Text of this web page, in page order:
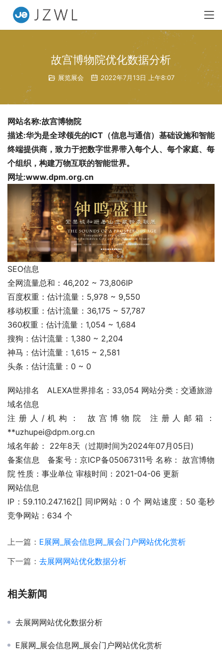
故宫博物院优化数据分析
展览展会 2022年7月13日 上午8:07
网站名称:故宫博物院
描述:华为是全球领先的ICT（信息与通信）基础设施和智能
终端提供商，致力于把数字世界带入每个人、每个家庭、每
个组织，构建万物互联的智能世界。
网址:www.dpm.org.cn
SEO信息
全网流量总和：46,202 ~ 73,806IP
百度权重：估计流量：5,978 ~ 9,550
移动权重：估计流量：36,175 ~ 57,787
360权重：估计流量：1,054 ~ 1,684
搜狗：估计流量：1,380 ~ 2,204
神马：估计流量：1,615 ~ 2,581
头条：估计流量：0 ~ 0
网站排名	ALEXA世界排名：33,054 网站分类：交通旅游
域名信息
注册人/机构： 故宫博物院 注册人邮箱：
**uzhupei@dpm.org.cn
域名年龄： 22年8天（过期时间为2024年07月05日)
备案信息	备案号：京ICP备05067311号 名称： 故宫博物
院 性质：事业单位 审核时间：2021-04-06 更新
网站信息
IP：59.110.247.162[] 同IP网站：0 个 网站速度：50 毫秒
竞争网站：634 个
上一篇： E展网_展会信息网_展会门户网站优化赏析
下一篇： 去展网网站优化数据分析
相关新闻
去展网网站优化数据分析
E展网_展会信息网_展会门户网站优化赏析